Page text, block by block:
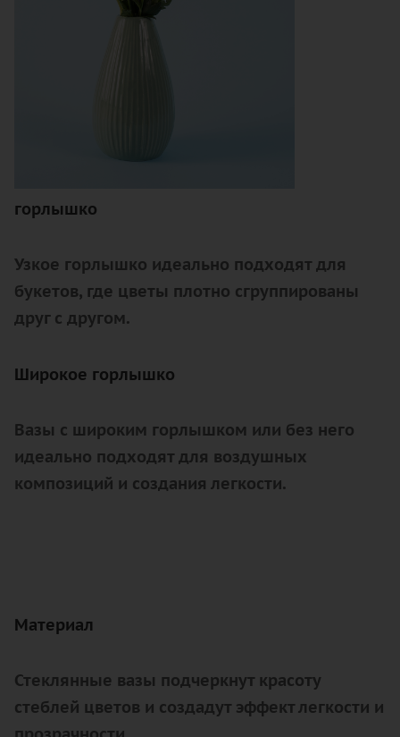
горлышко
Узкое горлышко идеально подходят для
букетов, где цветы плотно сгруппированы
друг с другом.
Широкое горлышко
Вазы с широким горлышком или без него
идеально подходят для воздушных
композиций и создания легкости.
Материал
Стеклянные вазы подчеркнут красоту
стеблей цветов и создадут эффект легкости и